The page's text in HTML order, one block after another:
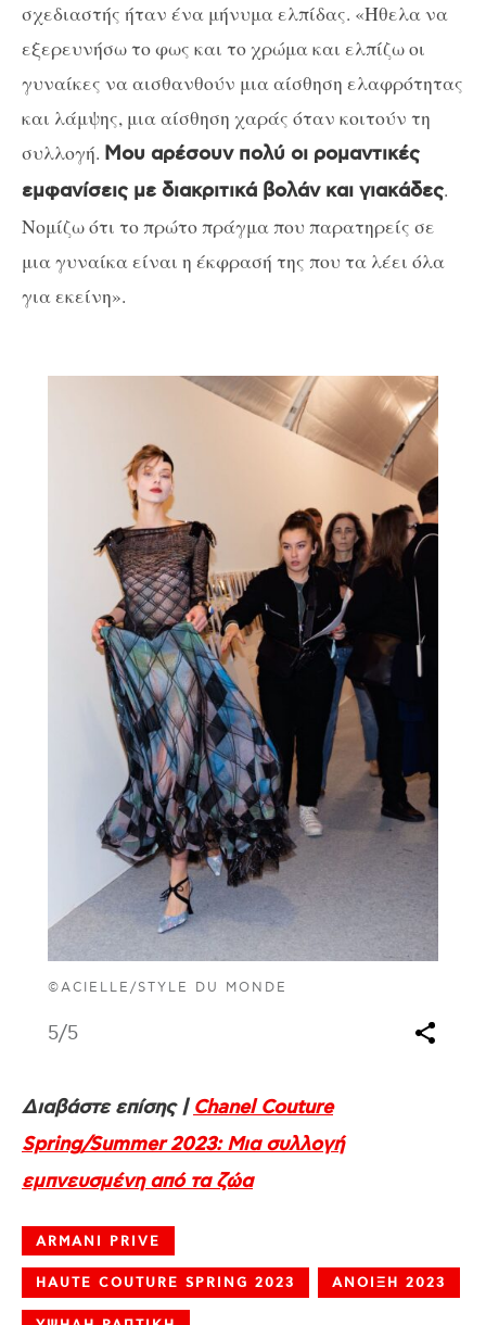
σχεδιαστής ήταν ένα μήνυμα ελπίδας. «Ήθελα να
εξερευνήσω το φως και το χρώμα και ελπίζω οι
γυναίκες να αισθανθούν μια αίσθηση ελαφρότητας
και λάμψης, μια αίσθηση χαράς όταν κοιτούν τη
συλλογή. Μου αρέσουν πολύ οι ρομαντικές
εμφανίσεις με διακριτικά βολάν και γιακάδες.
Νομίζω ότι το πρώτο πράγμα που παρατηρείς σε
μια γυναίκα είναι η έκφρασή της που τα λέει όλα
για εκείνη».
©ACIELLE/STYLE DU MONDE
5/5
Διαβάστε επίσης | Chanel Couture
Spring/Summer 2023: Μια συλλογή
εμπνευσμένη από τα ζώα
ARMANI PRIVE
HAUTE COUTURE SPRING 2023 ΑΝΟΙΞΗ 2023